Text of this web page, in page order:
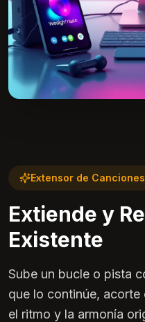
Extensor de Canciones
Extiende y
Existente
Sube un bucle o pista
que lo continúe, acorte
el ritmo y la armonía